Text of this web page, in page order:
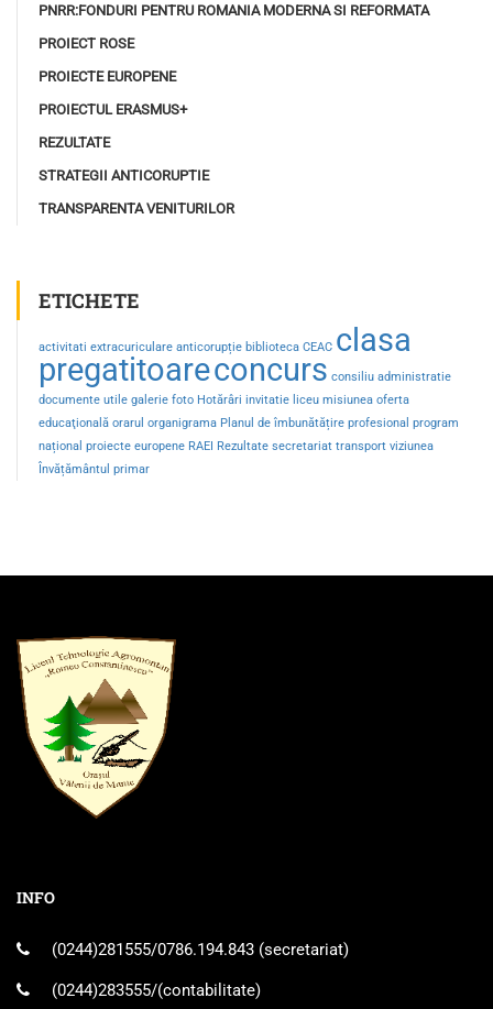
PNRR:FONDURI PENTRU ROMANIA MODERNA SI REFORMATA
PROIECT ROSE
PROIECTE EUROPENE
PROIECTUL ERASMUS+
REZULTATE
STRATEGII ANTICORUPTIE
TRANSPARENTA VENITURILOR
ETICHETE
activitati extracuriculare anticorupție biblioteca CEAC clasa
pregatitoareconcurs consiliu administratie
documente utile galerie foto Hotărâri invitatie liceu misiunea oferta
educaţională orarul organigrama Planul de îmbunătățire profesional program
național proiecte europene RAEI Rezultate secretariat transport viziunea
Învățământul primar
INFO
(0244)281555/0786.194.843 (secretariat)
(0244)283555/(contabilitate)